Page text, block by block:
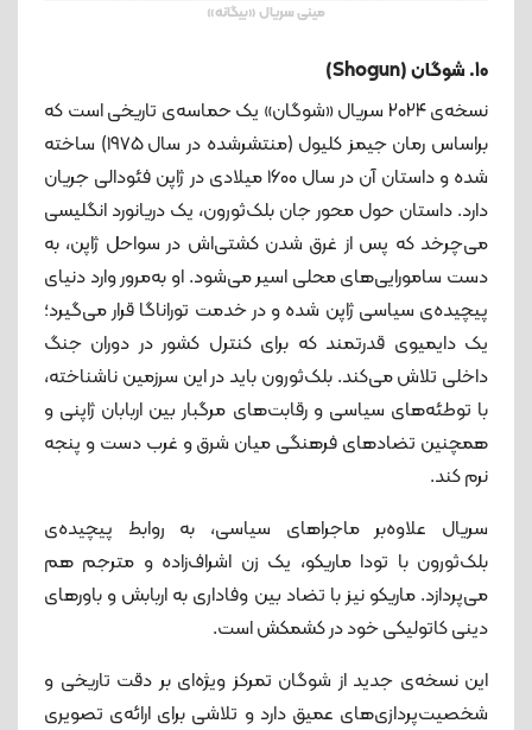
مینی سریال «بیگانه»
10. شوگان (Shogun)
نسخه‌ی ۲۰۲۴ سریال «شوگان» یک حماسه‌ی تاریخی است که
براساس رمان جیمز کلیول (منتشرشده در سال ۱۹۷۵) ساخته
شده و داستان آن در سال ۱۶۰۰ میلادی در ژاپن فئودالی جریان
دارد. داستان حول محور جان بلک‌ثورون، یک دریانورد انگلیسی
می‌چرخد که پس از غرق شدن کشتی‌اش در سواحل ژاپن، به
دست سامورایی‌های محلی اسیر می‌شود. او به‌مرور وارد دنیای
پیچیده‌ی سیاسی ژاپن شده و در خدمت توراناگا قرار می‌گیرد؛
یک دایمیوی قدرتمند که برای کنترل کشور در دوران جنگ
داخلی تلاش می‌کند. بلک‌ثورون باید در این سرزمین ناشناخته،
با توطئه‌های سیاسی و رقابت‌های مرگبار بین اربابان ژاپنی و
همچنین تضادهای فرهنگی میان شرق و غرب دست و پنجه
نرم کند.
سریال علاوه‌بر ماجراهای سیاسی، به روابط پیچیده‌ی
بلک‌ثورون با تودا ماریکو، یک زن اشراف‌زاده و مترجم هم
می‌پردازد. ماریکو نیز با تضاد بین وفاداری به اربابش و باورهای
دینی کاتولیکی خود در کشمکش است.
این نسخه‌ی جدید از شوگان تمرکز ویژه‌ای بر دقت تاریخی و
شخصیت‌پردازی‌های عمیق دارد و تلاشی برای ارائه‌ی تصویری